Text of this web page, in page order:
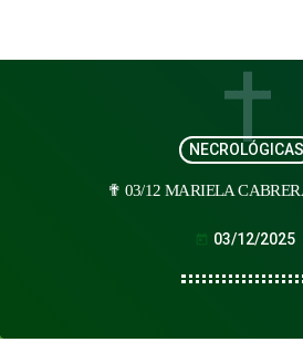
NECROLÓGICAS
✟ 03/12 MARIELA
today 03/12/2025